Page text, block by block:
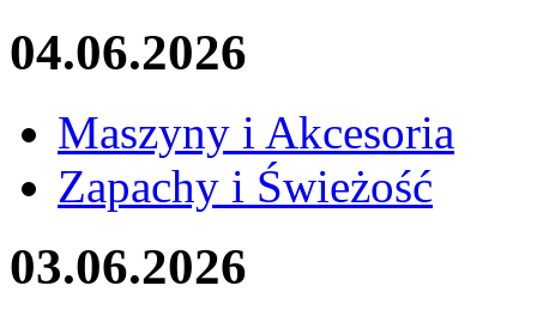
04.06.2026
Maszyny i Akcesoria
Zapachy i Świeżość
03.06.2026